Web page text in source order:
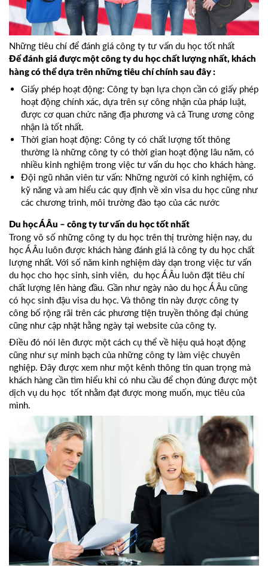
Những tiêu chí để đánh giá công ty tư vấn du học tốt nhất
Để đánh giá được một công ty du học chất lượng nhất, khách
hàng có thể dựa trên những tiêu chí chính sau đây :
Giấy phép hoạt động: Công ty bạn lựa chọn cần có giấy phép
hoạt động chính xác, dựa trên sự công nhận của pháp luật,
được cơ quan chức năng địa phương và cả Trung ương công
nhận là tốt nhất.
Thời gian hoạt động: Công ty có chất lượng tốt thông
thường là những công ty có thời gian hoạt động lâu năm, có
nhiều kinh nghiệm trong việc tư vấn du học cho khách hàng.
Đội ngũ nhân viên tư vấn: Những người có kinh nghiệm, có
kỹ năng và am hiểu các quy định về xin visa du học cũng như
các chương trình, môi trường đào tạo của các nước
Du học Á Âu – công ty tư vấn du học tốt nhất
Trong vô số những công ty du học trên thị trường hiện nay, du
học Á Âu luôn được khách hàng đánh giá là công ty du học chất
lượng nhất. Với số năm kinh nghiệm dày dạn trong việc tư vấn
du học cho học sinh, sinh viên, du học Á Âu luôn đặt tiêu chí
chất lượng lên hàng đầu. Gần như ngày nào du học Á Âu cũng
có học sinh đậu visa du học. Và thông tin này được công ty
công bố rộng rãi trên các phương tiện truyền thông đại chúng
cũng như cập nhật hằng ngày tại website của công ty.
Điều đó nói lên được một cách cụ thể về hiệu quả hoạt động
cũng như sự minh bạch của những công ty làm việc chuyên
nghiệp. Đây được xem như một kênh thông tin quan trọng mà
khách hàng cần tìm hiểu khi có nhu cầu để chọn đúng được một
dịch vụ du học tốt nhằm đạt được mong muốn, mục tiêu của
mình.